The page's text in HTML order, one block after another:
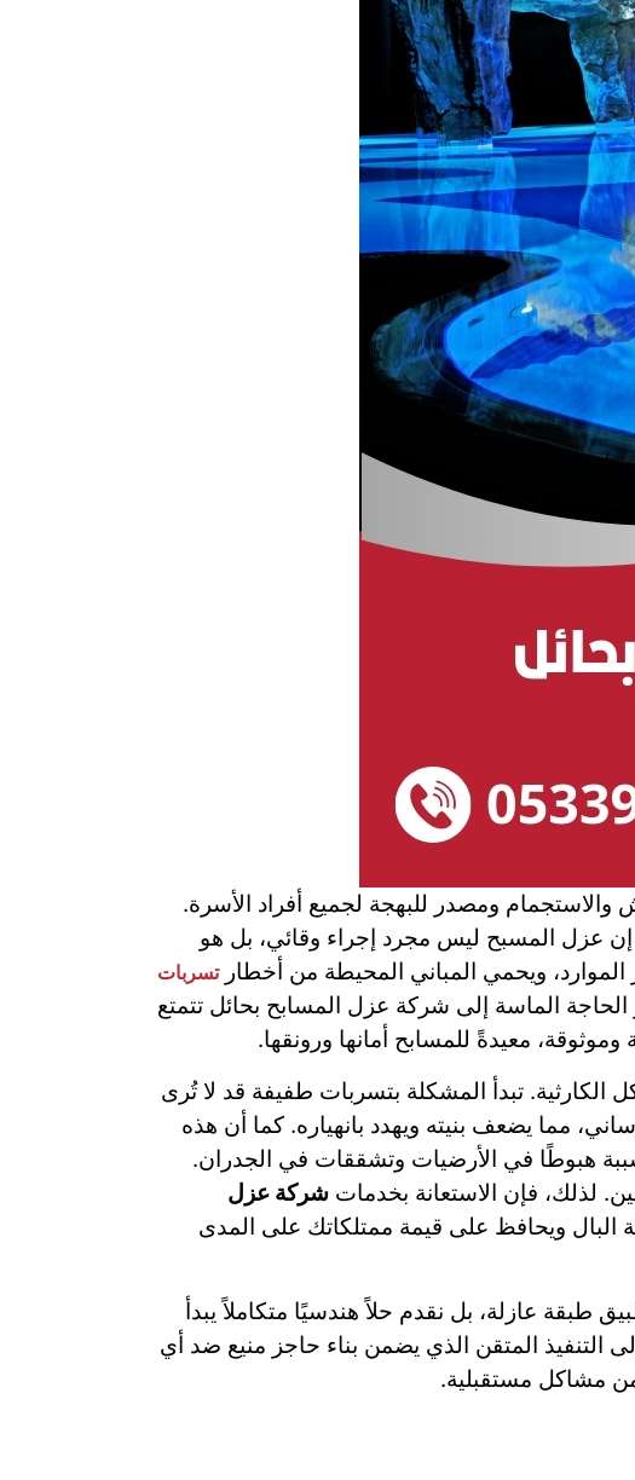
والاستجمام ومصدر للبهجة لجميع أفراد الأسرة.
عزل المسبح ليس مجرد إجراء وقائي، بل هو
الموارد، ويحمي المباني المحيطة من أخطارتسربات
الماسة إلى شركة عزل المسابح بحائل تتمتع
معيدةً للمسابح أمانها ورونقها.
تبدأ المشكلة بتسربات طفيفة قد لا تُرى
مما يضعف بنيته ويهدد بانهياره. كما أن هذه
هبوطًا في الأرضيات وتشققات في الجدران.
لذلك، فإن الاستعانة بخدماتشركة عزل
ويحافظ على قيمة ممتلكاتك على المدى
طبقة عازلة، بل نقدم حلاً هندسيًا متكاملاً يبدأ
التنفيذ المتقن الذي يضمن بناء حاجز منيع ضد أي
مشاكل مستقبلية.